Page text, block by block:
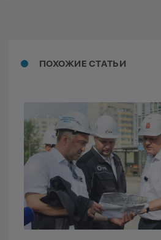
ПОХОЖИЕ СТАТЬИ